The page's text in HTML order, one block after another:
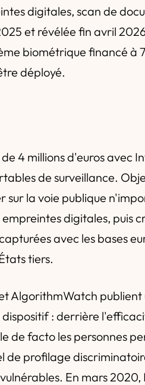
digitales, scan de
et révélée fin avril
biométrique financé à
déployé.
4 millions d'euros avec
de surveillance.
la voie publique
digitales, puis
avec les bases
tiers.
AlgorithmWatch publient
: derrière
de facto les personnes
de profilage
En mars 2020,